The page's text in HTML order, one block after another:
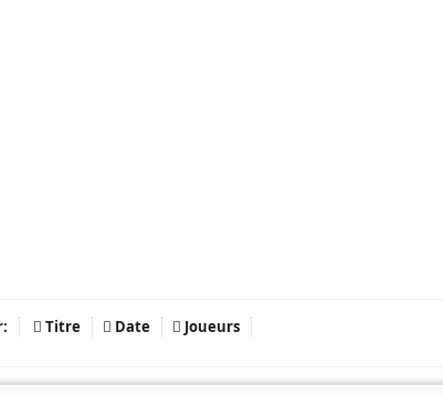
Titre Date Joueurs